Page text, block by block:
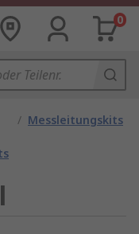
0
/ Messleitungskits